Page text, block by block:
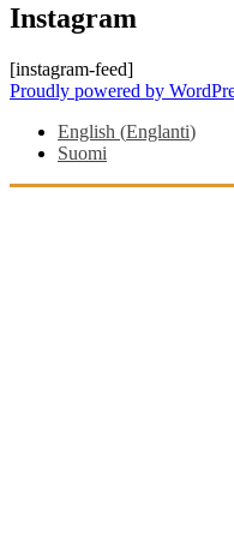
Instagram
[instagram-feed]
Proudly powered by
English (Englanti)
Suomi